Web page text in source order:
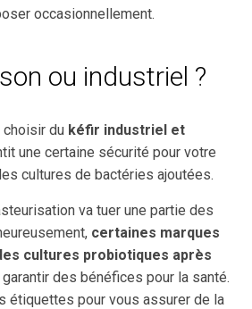
occasionnellement.
ou industriel ?
du kéfir industriel et
une certaine sécurité pour votre
cultures de bactéries ajoutées.
va tuer une partie des
certaines marques
cultures probiotiques après
des bénéfices pour la santé.
étiquettes pour vous assurer de la